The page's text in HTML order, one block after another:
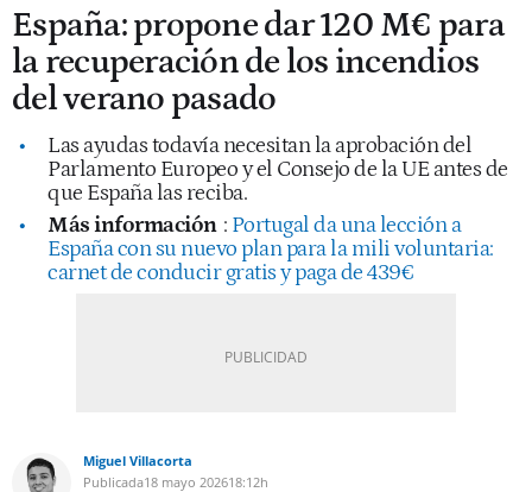
España: propone dar 120 M€ para
la recuperación de los incendios
del verano pasado
Las ayudas todavía necesitan la aprobación del
Parlamento Europeo y el Consejo de la UE antes de
que España las reciba.
Más información : Portugal da una lección a
España con su nuevo plan para la mili voluntaria:
carnet de conducir gratis y paga de 439€
Miguel Villacorta
Publicada18 mayo 202618:12h